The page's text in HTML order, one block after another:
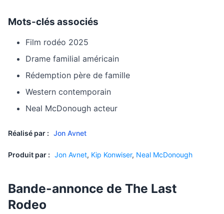
Mots-clés associés
Film rodéo 2025
Drame familial américain
Rédemption père de famille
Western contemporain
Neal McDonough acteur
Réalisé par : Jon Avnet
Produit par : Jon Avnet, Kip Konwiser, Neal McDonough
Bande-annonce de The Last
Rodeo